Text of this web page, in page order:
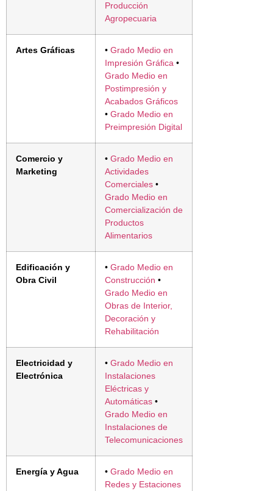
Producción
Agropecuaria
Artes Gráficas • Grado Medio en
Impresión Gráfica •
Grado Medio en
Postimpresión y
Acabados Gráficos
• Grado Medio en
Preimpresión Digital
Comercio y
Marketing
• Grado Medio en
Actividades
Comerciales •
Grado Medio en
Comercialización de
Productos
Alimentarios
Edificación y
Obra Civil
• Grado Medio en
Construcción •
Grado Medio en
Obras de Interior,
Decoración y
Rehabilitación
Electricidad y
Electrónica
• Grado Medio en
Instalaciones
Eléctricas y
Automáticas •
Grado Medio en
Instalaciones de
Telecomunicaciones
Energía y Agua • Grado Medio en
Redes y Estaciones